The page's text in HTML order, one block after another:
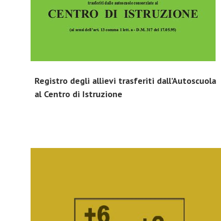
Registro degli allievi trasferiti dall’Autoscuola
al Centro di Istruzione